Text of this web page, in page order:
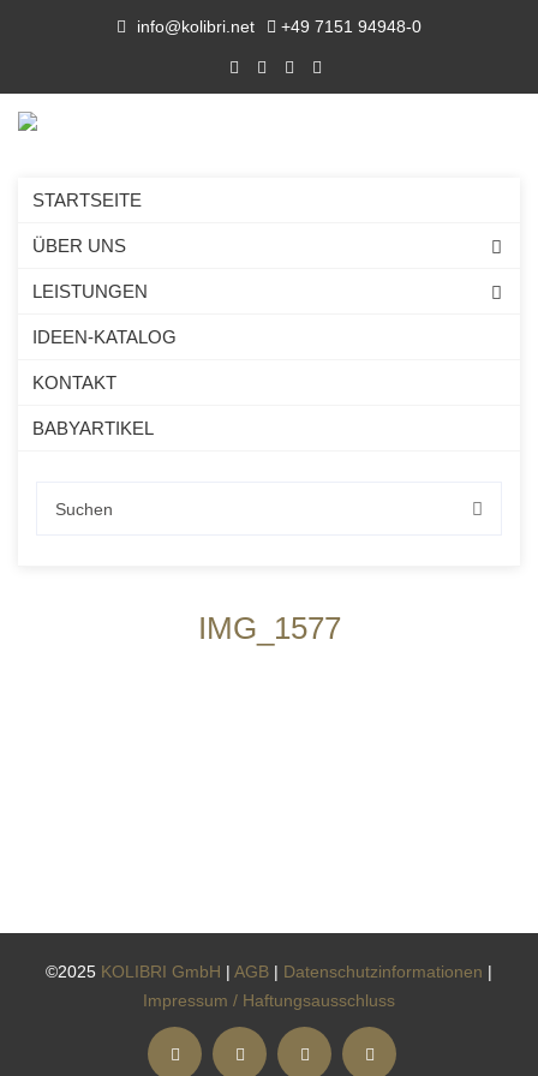
info@kolibri.net +49 7151 94948-0
STARTSEITE
ÜBER UNS
LEISTUNGEN
IDEEN-KATALOG
KONTAKT
BABYARTIKEL
IMG_1577
©2025 KOLIBRI GmbH | AGB | Datenschutzinformationen |
Impressum / Haftungsausschluss